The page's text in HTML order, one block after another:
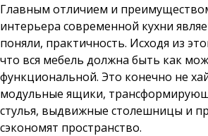
Главным отличием и
интерьера современной кухни
поняли, практичность. Исходя из
что вся мебель должна быть как
функциональной. Это конечно не
модульные ящики,
стулья, выдвижные столешницы и
сэкономят пространство.